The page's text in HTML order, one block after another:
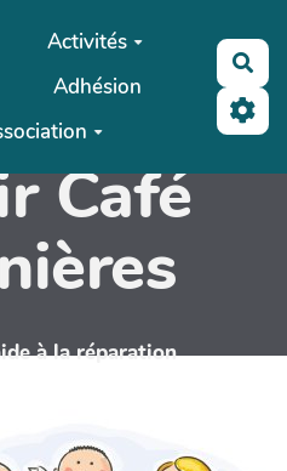
Activités
Adhésion
Café
à la réparation